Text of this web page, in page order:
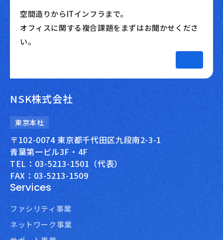
空間造りからITインフラまで。
オフィスに関する複合課題をまずはお聞かせくださ
い。
NSK株式会社
東京本社
〒102-0074 東京都千代田区九段南2-3-1
青葉第一ビル3F・4F
TEL：03-5213-1501（代表）
FAX：03-5213-1509
Services
ファシリティ事業
ネットワーク事業